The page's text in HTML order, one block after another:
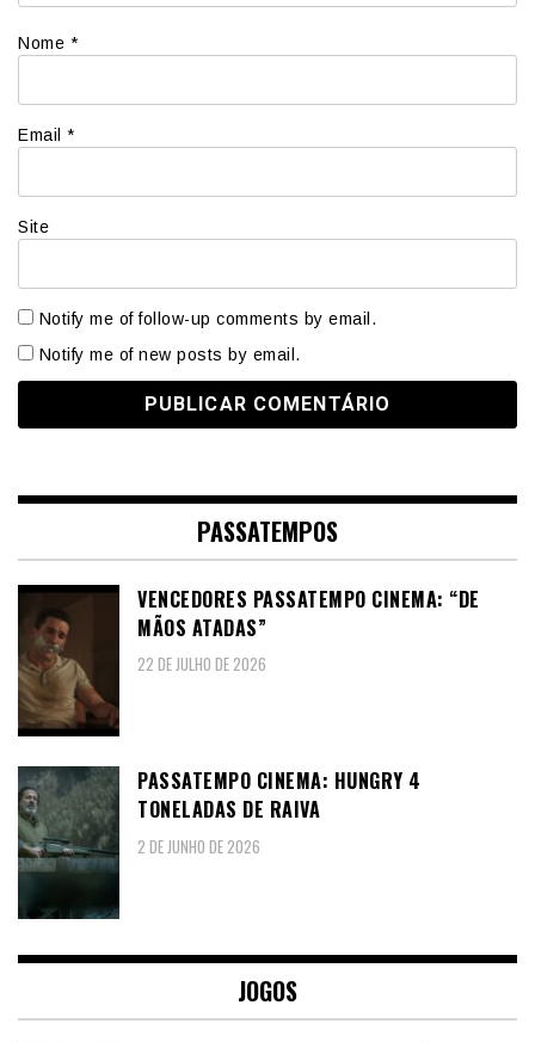
Nome *
Email *
Site
Notify me of follow-up comments by email.
Notify me of new posts by email.
PASSATEMPOS
VENCEDORES PASSATEMPO CINEMA: “DE
MÃOS ATADAS”
22 DE JULHO DE 2026
PASSATEMPO CINEMA: HUNGRY 4
TONELADAS DE RAIVA
2 DE JUNHO DE 2026
JOGOS